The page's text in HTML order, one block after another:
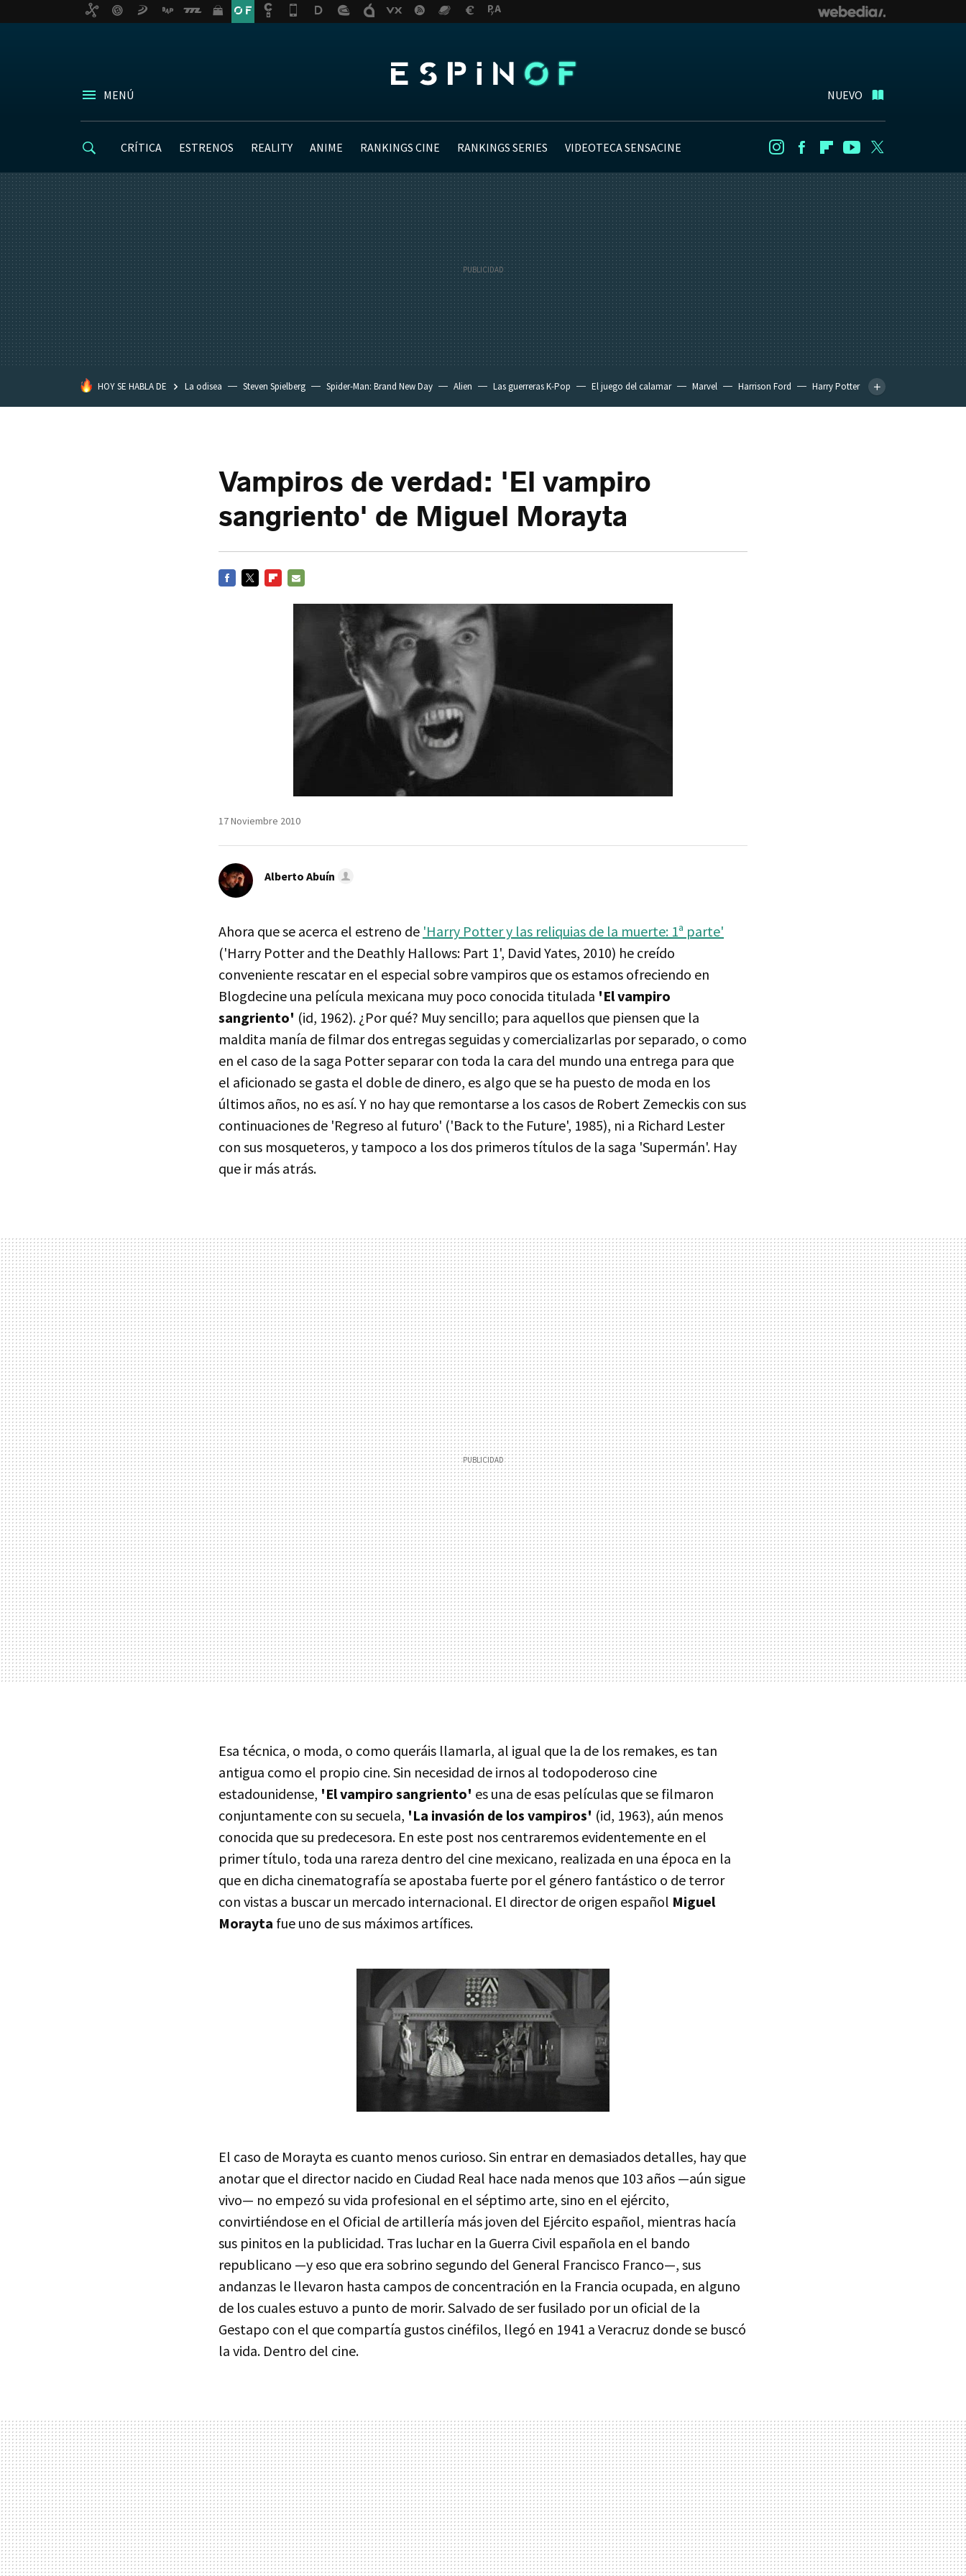
MENÚ NUEVO
CRÍTICA ESTRENOS REALITY ANIME RANKINGS CINE RANKINGS SERIES VIDEOTECA SENSACINE InstagramFacebookFlipboard
Youtube
HOY SE HABLA DE La odisea Steven Spielberg Spider-Man: Brand New Day Alien Las guerreras K-Pop El juego del calamar Marvel Harrison Ford
Harry Potter
Vampiros de verdad: 'El vampiro
sangriento' de Miguel Morayta
17 Noviembre 2010
Alberto Abuín
Ahora que se acerca el estreno de 'Harry Potter y las reliquias de la muerte: 1ª parte'
('Harry Potter and the Deathly Hallows: Part 1', David Yates, 2010) he creído
conveniente rescatar en el especial sobre vampiros que os estamos ofreciendo en
Blogdecine una película mexicana muy poco conocida titulada 'El vampiro
sangriento' (id, 1962). ¿Por qué? Muy sencillo; para aquellos que piensen que la
maldita manía de filmar dos entregas seguidas y comercializarlas por separado, o como
en el caso de la saga Potter separar con toda la cara del mundo una entrega para que
el aficionado se gasta el doble de dinero, es algo que se ha puesto de moda en los
últimos años, no es así. Y no hay que remontarse a los casos de Robert Zemeckis con sus
continuaciones de 'Regreso al futuro' ('Back to the Future', 1985), ni a Richard Lester
con sus mosqueteros, y tampoco a los dos primeros títulos de la saga 'Supermán'. Hay
que ir más atrás.
Esa técnica, o moda, o como queráis llamarla, al igual que la de los remakes, es tan
antigua como el propio cine. Sin necesidad de irnos al todopoderoso cine
estadounidense, 'El vampiro sangriento' es una de esas películas que se filmaron
conjuntamente con su secuela, 'La invasión de los vampiros' (id, 1963), aún menos
conocida que su predecesora. En este post nos centraremos evidentemente en el
primer título, toda una rareza dentro del cine mexicano, realizada en una época en la
que en dicha cinematografía se apostaba fuerte por el género fantástico o de terror
con vistas a buscar un mercado internacional. El director de origen español Miguel
Morayta fue uno de sus máximos artífices.
El caso de Morayta es cuanto menos curioso. Sin entrar en demasiados detalles, hay que
anotar que el director nacido en Ciudad Real hace nada menos que 103 años —aún sigue
vivo— no empezó su vida profesional en el séptimo arte, sino en el ejército,
convirtiéndose en el Oficial de artillería más joven del Ejército español, mientras hacía
sus pinitos en la publicidad. Tras luchar en la Guerra Civil española en el bando
republicano —y eso que era sobrino segundo del General Francisco Franco—, sus
andanzas le llevaron hasta campos de concentración en la Francia ocupada, en alguno
de los cuales estuvo a punto de morir. Salvado de ser fusilado por un oficial de la
Gestapo con el que compartía gustos cinéfilos, llegó en 1941 a Veracruz donde se buscó
la vida. Dentro del cine.